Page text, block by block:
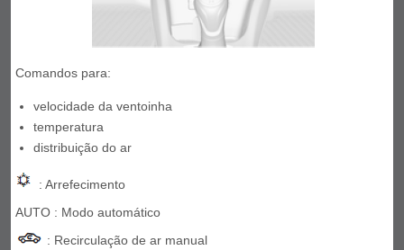
Comandos para:
velocidade da ventoinha
temperatura
distribuição do ar
: Arrefecimento
AUTO : Modo automático
: Recirculação de ar manual